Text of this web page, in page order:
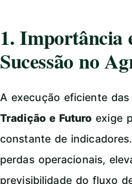
1. Importância
Sucessão no
A execução eficiente
Tradição e Futuro exige
constante de
perdas operacionais,
previsibilidade do fluxo